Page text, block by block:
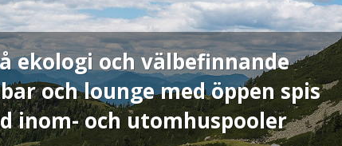
ekologi och välbefinnande
och lounge med öppen spis
inom- och utomhuspooler